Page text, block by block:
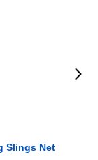
Slings Net